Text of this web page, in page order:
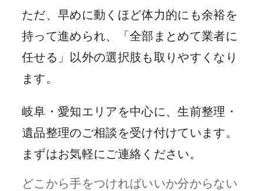
ただ、早めに動くほど体力的にも余裕を
持って進められ、「全部まとめて業者に
任せる」以外の選択肢も取りやすくなり
ます。
岐阜・愛知エリアを中心に、生前整理・
遺品整理のご相談を受け付けています。
まずはお気軽にご連絡ください。
どこから手をつければいいか分からない